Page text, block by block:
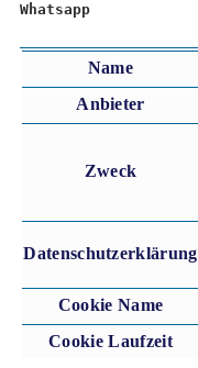
Whatsapp
Name
Anbieter
Zweck
Datenschutzerklärung
Cookie Name
Cookie Laufzeit